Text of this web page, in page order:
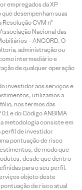
empregados da XP
desempenham suas
CVM nº
Nacional das
– ANCORD. O
administração ou
intermediário e
de qualquer operação
investidor aos serviços e
utilizamos a
nos termos das
e do Código ANBIMA
metodologia consiste em
perfil de investidor
pontuação de risco
de modo que
desde que dentro
para o seu perfil.
objeto deste
de risco atual